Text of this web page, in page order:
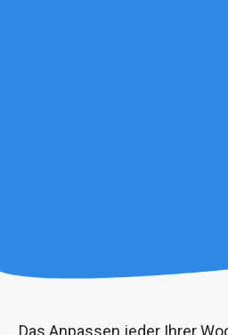
Das Anpassen jeder Ihrer